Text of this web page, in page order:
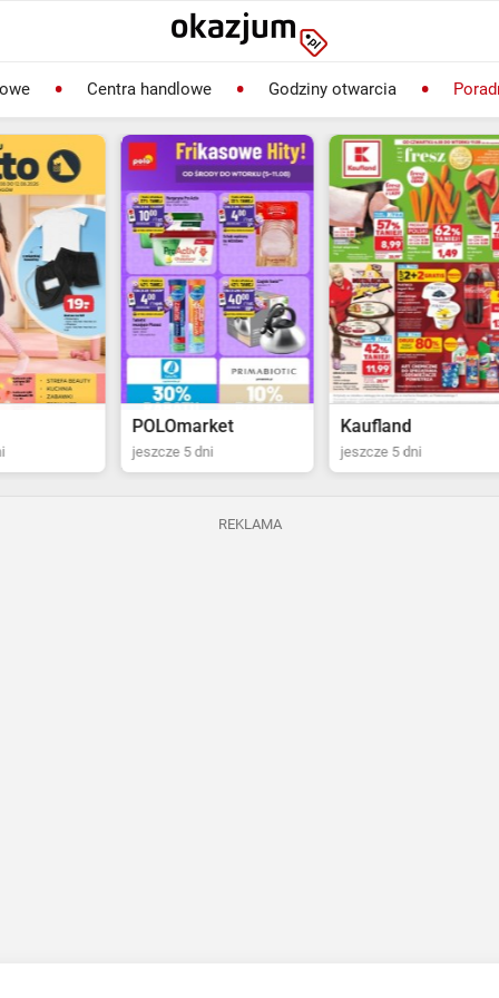
Centra handlowe Godziny otwarcia
Kaufland
jeszcze 5 dni
Biedronka
jeszcze 2 dni
REKLAMA